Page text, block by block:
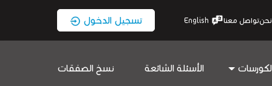
تواصل معنا English تسجيل الدخول
الأسئلة الشائعة نسخ الصفقات